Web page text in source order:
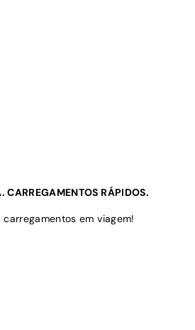
CARREGAMENTOS RÁPIDOS.
em viagem!